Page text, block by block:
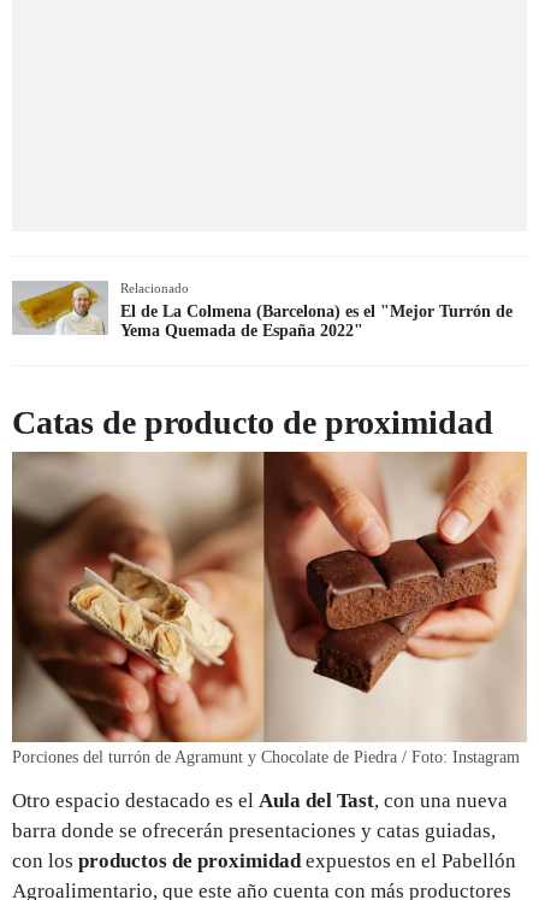
Relacionado
El de La Colmena (Barcelona) es el "Mejor Turrón de
Yema Quemada de España 2022"
Catas de producto de proximidad
Porciones del turrón de Agramunt y Chocolate de Piedra / Foto: Instagram
Otro espacio destacado es el Aula del Tast, con una nueva
barra donde se ofrecerán presentaciones y catas guiadas,
con los productos de proximidad expuestos en el Pabellón
Agroalimentario, que este año cuenta con más productores